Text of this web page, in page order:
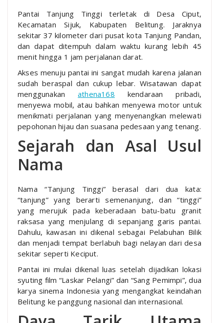
Pantai Tanjung Tinggi terletak di Desa Ciput,
Kecamatan Sijuk, Kabupaten Belitung. Jaraknya
sekitar 37 kilometer dari pusat kota Tanjung Pandan,
dan dapat ditempuh dalam waktu kurang lebih 45
menit hingga 1 jam perjalanan darat.
Akses menuju pantai ini sangat mudah karena jalanan
sudah beraspal dan cukup lebar. Wisatawan dapat
menggunakanathena168 kendaraan pribadi,
menyewa mobil, atau bahkan menyewa motor untuk
menikmati perjalanan yang menyenangkan melewati
pepohonan hijau dan suasana pedesaan yang tenang.
Sejarah dan Asal Usul
Nama
Nama “Tanjung Tinggi” berasal dari dua kata:
“tanjung” yang berarti semenanjung, dan “tinggi”
yang merujuk pada keberadaan batu-batu granit
raksasa yang menjulang di sepanjang garis pantai.
Dahulu, kawasan ini dikenal sebagai Pelabuhan Bilik
dan menjadi tempat berlabuh bagi nelayan dari desa
sekitar seperti Keciput.
Pantai ini mulai dikenal luas setelah dijadikan lokasi
syuting film “Laskar Pelangi” dan “Sang Pemimpi”, dua
karya sinema Indonesia yang mengangkat keindahan
Belitung ke panggung nasional dan internasional.